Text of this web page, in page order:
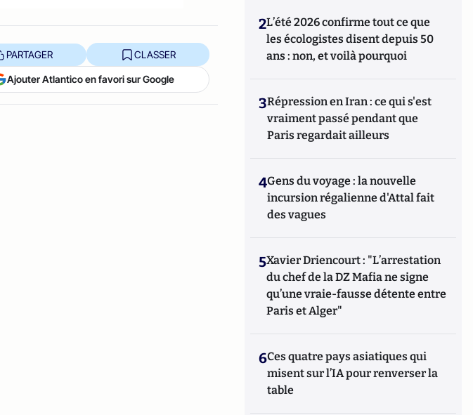
PARTAGER CLASSER
Ajouter Atlantico en favori sur Google
2L’été 2026 confirme tout ce que
les écologistes disent depuis 50
ans : non, et voilà pourquoi
3Répression en Iran : ce qui s'est
vraiment passé pendant que
Paris regardait ailleurs
4Gens du voyage : la nouvelle
incursion régalienne d'Attal fait
des vagues
5Xavier Driencourt : "L’arrestation
du chef de la DZ Mafia ne signe
qu’une vraie-fausse détente entre
Paris et Alger"
6Ces quatre pays asiatiques qui
misent sur l’IA pour renverser la
table